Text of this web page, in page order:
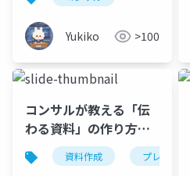
Yukiko >100
コンサルが教える「伝
わる資料」の作り方｜
段取り・ストーリー・
行動経済学
資料作成 プレゼン